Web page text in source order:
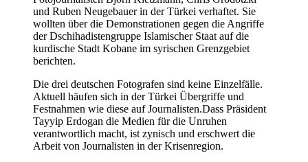
und Ruben Neugebauer in der Türkei verhaftet. Sie
wollten über die Demonstrationen gegen die Angriffe
der Dschihadistengruppe Islamischer Staat auf die
kurdische Stadt Kobane im syrischen Grenzgebiet
berichten.
Die drei deutschen Fotografen sind keine Einzelfälle.
Aktuell häufen sich in der Türkei Übergriffe und
Festnahmen wie diese auf Journalisten.Dass Präsident
Tayyip Erdogan die Medien für die Unruhen
verantwortlich macht, ist zynisch und erschwert die
Arbeit von Journalisten in der Krisenregion.